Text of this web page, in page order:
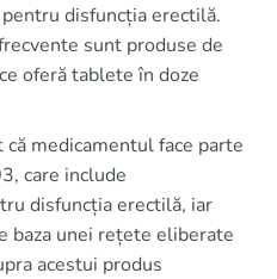
disfuncția erectilă.
sunt produse de
oferă tablete în doze
medicamentul face parte
care include
disfuncția erectilă, iar
baza unei rețete eliberate
acestui produs